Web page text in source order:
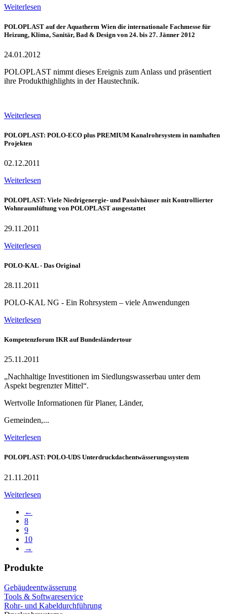
Weiterlesen
POLOPLAST auf der Aquatherm Wien die internationale Fachmesse für
Heizung, Klima, Sanitär, Bad & Design von 24. bis 27. Jänner 2012
24.01.2012
POLOPLAST nimmt dieses Ereignis zum Anlass und präsentiert
ihre Produkthighlights in der Haustechnik.
Weiterlesen
POLOPLAST: POLO-ECO plus PREMIUM Kanalrohrsystem in namhaften
Projekten
02.12.2011
Weiterlesen
POLOPLAST: Viele Niedrigenergie- und Passivhäuser mit Kontrollierter
Wohnraumlüftung von POLOPLAST ausgestattet
29.11.2011
Weiterlesen
POLO-KAL - Das Original
28.11.2011
POLO-KAL NG - Ein Rohrsystem – viele Anwendungen
Weiterlesen
Kompetenzforum IKR auf Bundesländertour
25.11.2011
„Nachhaltige Investitionen im Siedlungswasserbau unter dem
Aspekt begrenzter Mittel“.
Wertvolle Informationen für Planer, Länder,
Gemeinden,...
Weiterlesen
POLOPLAST: POLO-UDS Unterdruckdachentwässerungssystem
21.11.2011
Weiterlesen
←
8
9
10
→
Produkte
Gebäudeentwässerung
Tools & Softwareservice
Rohr- und Kabeldurchführung